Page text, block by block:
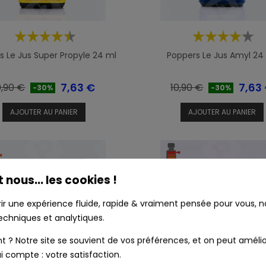
Le Jus Super Propyle 24 ml
€ -30% Prix
7,63 €
AJOUTER AU PANIER
Poppers Le Jus Amyl
Prix
de
base
10,90 € -30% Prix
7,63
AJOUTER AU PANIER
nous... les cookies !
une expérience fluide, rapide & vraiment pensée pour vous,
et analytiques.
? Notre site se souvient de vos préférences, et on peut
compte : votre satisfaction.